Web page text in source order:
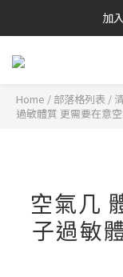
加
Home / 部落格列表 /
過敏體質 更需要在意
空氣几
子過敏